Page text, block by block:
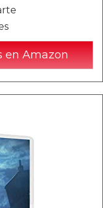
en Amazon